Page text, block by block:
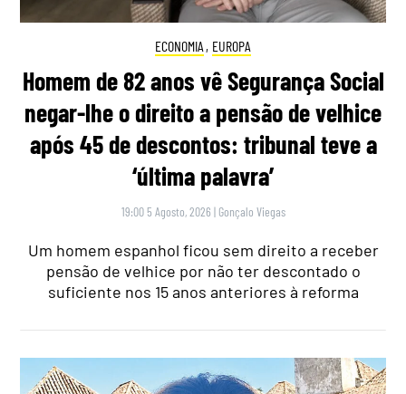
ECONOMIA , EUROPA
Homem de 82 anos vê Segurança Social
negar-lhe o direito a pensão de velhice
após 45 de descontos: tribunal teve a
‘última palavra’
19:00 5 Agosto, 2026 | Gonçalo Viegas
Um homem espanhol ficou sem direito a receber
pensão de velhice por não ter descontado o
suficiente nos 15 anos anteriores à reforma